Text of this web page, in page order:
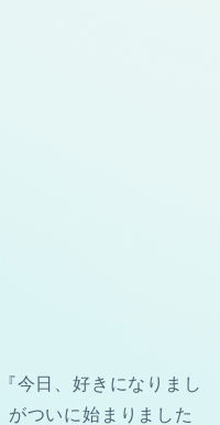
今日、好きになりまし
ついに始まりました